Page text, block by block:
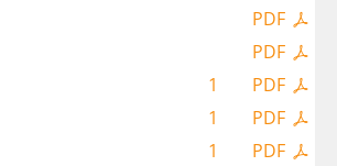
PDF
PDF
PDF
1
PDF
1
PDF
1